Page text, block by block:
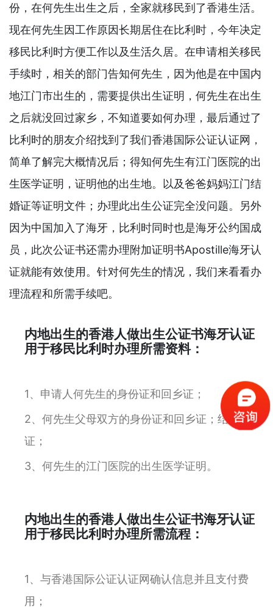
份，在何先生出生之后，全家就移民到了香港生活。
现在何先生因工作原因长期居住在比利时，今年决定
移民比利时方便工作以及生活久居。在申请相关移民
手续时，相关的部门告知何先生，因为他是在中国内
地江门市出生的，需要提供出生证明，何先生在出生
之后就没回过家乡，不知道要如何办理，最后通过了
比利时的朋友介绍找到了我们香港国际公证认证网，
简单了解完大概情况后；得知何先生有江门医院的出
生医学证明，证明他的出生地。以及爸爸妈妈江门结
婚证等证明文件；办理此出生公证完全没问题。另外
因为中国加入了海牙，比利时同时也是海牙公约国成
员，此次公证书还需办理附加证明书Apostille海牙认
证就能有效使用。针对何先生的情况，我们来看看办
理流程和所需手续吧。
内地出生的香港人做出生公证书海牙认证
用于移民比利时办理所需资料：
1、申请人何先生的身份证和回乡证；
2、何先生父母双方的身份证和回乡证；结婚
证；
3、何先生的江门医院的出生医学证明。
内地出生的香港人做出生公证书海牙认证
用于移民比利时办理所需流程：
1、与香港国际公证认证网确认信息并且支付费
用；